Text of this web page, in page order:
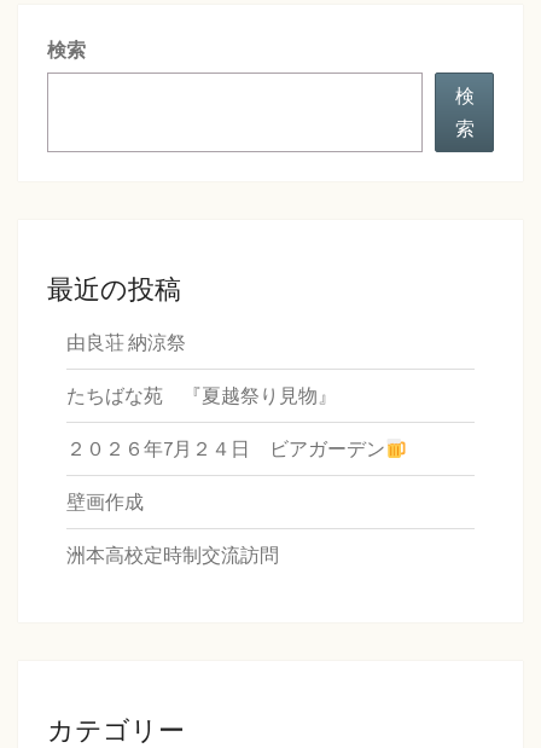
検索
検
索
最近の投稿
由良荘 納涼祭
たちばな苑 『夏越祭り見物』
２０２６年7月２４日 ビアガーデン
壁画作成
洲本高校定時制交流訪問
カテゴリー